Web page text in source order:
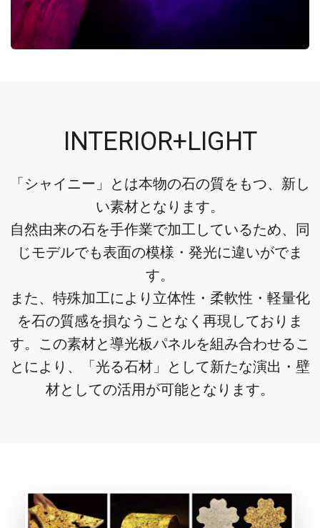
INTERIOR+LIGHT
「シャイニー」とは本物の石の質をもつ、新し
い素材となります。
自然由来の石を手作業で加工しているため、同
じモデルでも表面の模様・発光に違いがでま
す。
また、特殊加工により立体性・柔軟性・軽量化
を石の質感を損なうことなく再現しておりま
す。この素材と導光板パネルを組み合わせるこ
とにより、「光る石材」として新たな演出・壁
材としての活用が可能となります。